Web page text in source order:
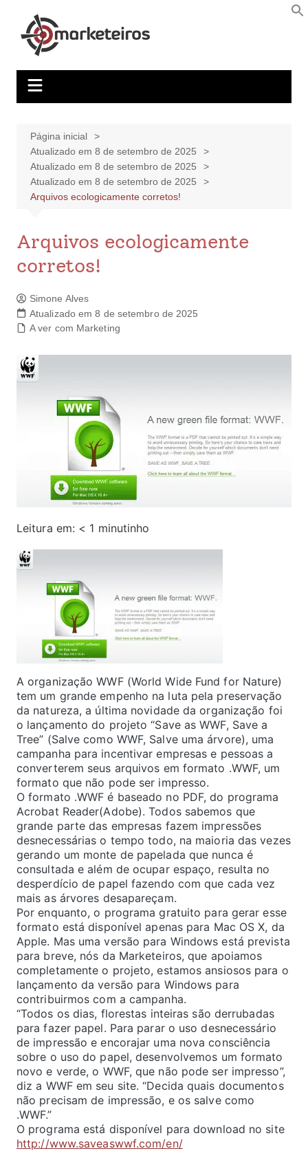
Página inicial
Atualizado em 8 de setembro de 2025
Atualizado em 8 de setembro de 2025
Atualizado em 8 de setembro de 2025
Arquivos ecologicamente corretos!
Arquivos ecologicamente
corretos!
Simone Alves
Atualizado em 8 de setembro de 2025
A ver com Marketing
Leitura em: < 1 minutinho
A organização WWF (World Wide Fund for Nature)
tem um grande empenho na luta pela preservação
da natureza, a última novidade da organização foi
o lançamento do projeto “Save as WWF, Save a
Tree” (Salve como WWF, Salve uma árvore), uma
campanha para incentivar empresas e pessoas a
converterem seus arquivos em formato .WWF, um
formato que não pode ser impresso.
O formato .WWF é baseado no PDF, do programa
Acrobat Reader(Adobe). Todos sabemos que
grande parte das empresas fazem impressões
desnecessárias o tempo todo, na maioria das vezes
gerando um monte de papelada que nunca é
consultada e além de ocupar espaço, resulta no
desperdício de papel fazendo com que cada vez
mais as árvores desapareçam.
Por enquanto, o programa gratuito para gerar esse
formato está disponível apenas para Mac OS X, da
Apple. Mas uma versão para Windows está prevista
para breve, nós da Marketeiros, que apoiamos
completamente o projeto, estamos ansiosos para o
lançamento da versão para Windows para
contribuirmos com a campanha.
“Todos os dias, florestas inteiras são derrubadas
para fazer papel. Para parar o uso desnecessário
de impressão e encorajar uma nova consciência
sobre o uso do papel, desenvolvemos um formato
novo e verde, o WWF, que não pode ser impresso”,
diz a WWF em seu site. “Decida quais documentos
não precisam de impressão, e os salve como
.WWF.”
O programa está disponível para download no site
http://www.saveaswwf.com/en/